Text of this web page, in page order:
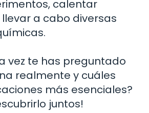
calentar
a cabo diversas
vez te has preguntado
realmente y cuáles
más esenciales?
juntos!